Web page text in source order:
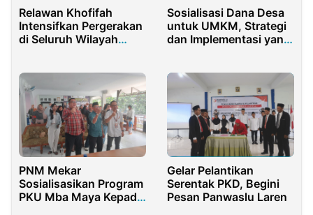
Relawan Khofifah
Intensifkan Pergerakan
di Seluruh Wilayah
Sosialisasi Dana Desa
untuk UMKM, Strategi
dan Implementasi yang
PNM Mekar
Sosialisasikan Program
PKU Mba Maya Kepada
Gelar Pelantikan
Serentak PKD, Begini
Pesan Panwaslu Laren